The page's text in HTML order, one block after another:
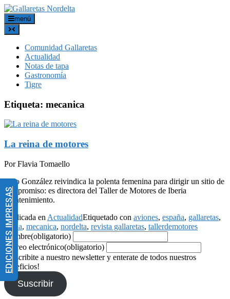
menú
Comunidad Gallaretas
Actualidad
Notas de tapa
Gastronomía
Tigre
Etiqueta: mecanica
La reina de motores
Por Flavia Tomaello
Eylo González reivindica la polenta femenina para dirigir un sitio de
compromiso: es directora del Taller de Motores de Iberia
Mantenimiento.
Publicada en ActualidadEtiquetado con aviones, españa, gallaretas,
iberia, mecanica, nordelta, revista gallaretas, tallerdemotores
Nombre(obligatorio)
Correo electrónico(obligatorio)
¡Suscribite a nuestro newsletter y enterate de todos nuestros
beneficios!
Suscribir
EDICIONES IMPRESAS